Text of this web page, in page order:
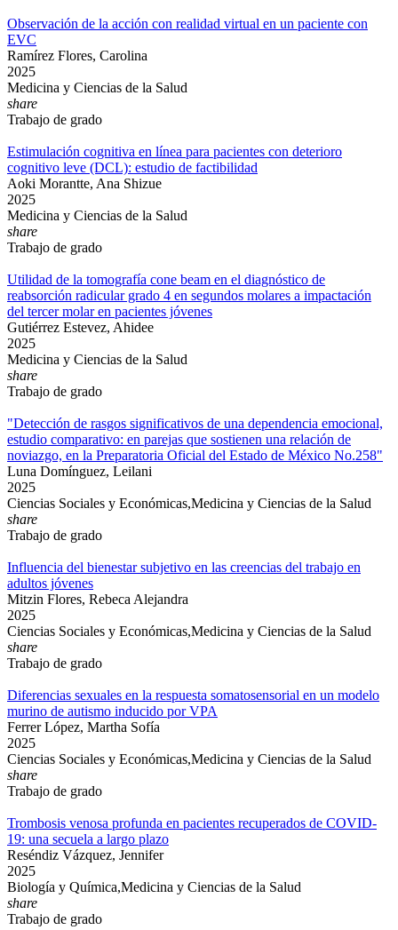
Observación de la acción con realidad virtual en un paciente con
EVC
Ramírez Flores, Carolina
2025
Medicina y Ciencias de la Salud
share
Trabajo de grado
Estimulación cognitiva en línea para pacientes con deterioro
cognitivo leve (DCL): estudio de factibilidad
Aoki Morantte, Ana Shizue
2025
Medicina y Ciencias de la Salud
share
Trabajo de grado
Utilidad de la tomografía cone beam en el diagnóstico de
reabsorción radicular grado 4 en segundos molares a impactación
del tercer molar en pacientes jóvenes
Gutiérrez Estevez, Ahidee
2025
Medicina y Ciencias de la Salud
share
Trabajo de grado
"Detección de rasgos significativos de una dependencia emocional,
estudio comparativo: en parejas que sostienen una relación de
noviazgo, en la Preparatoria Oficial del Estado de México No.258"
Luna Domínguez, Leilani
2025
Ciencias Sociales y Económicas,Medicina y Ciencias de la Salud
share
Trabajo de grado
Influencia del bienestar subjetivo en las creencias del trabajo en
adultos jóvenes
Mitzin Flores, Rebeca Alejandra
2025
Ciencias Sociales y Económicas,Medicina y Ciencias de la Salud
share
Trabajo de grado
Diferencias sexuales en la respuesta somatosensorial en un modelo
murino de autismo inducido por VPA
Ferrer López, Martha Sofía
2025
Ciencias Sociales y Económicas,Medicina y Ciencias de la Salud
share
Trabajo de grado
Trombosis venosa profunda en pacientes recuperados de COVID-
19: una secuela a largo plazo
Reséndiz Vázquez, Jennifer
2025
Biología y Química,Medicina y Ciencias de la Salud
share
Trabajo de grado